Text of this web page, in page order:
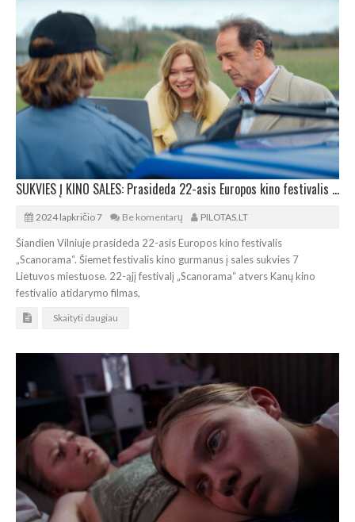
SUKVIES Į KINO SALES: Prasideda 22-asis Europos kino festivalis „Scanorama“
2024 lapkričio 7 Be komentarų PILOTAS.LT
Šiandien Vilniuje prasideda 22-asis Europos kino festivalis
„Scanorama“. Šiemet festivalis kino gurmanus į sales sukvies 7
Lietuvos miestuose. 22-ąjį festivalį „Scanorama“ atvers Kanų kino
festivalio atidarymo filmas,
Skaityti daugiau